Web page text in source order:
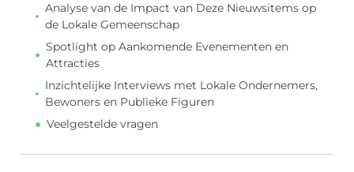
Analyse van de Impact van Deze Nieuwsitems op
de Lokale Gemeenschap
Spotlight op Aankomende Evenementen en
Attracties
Inzichtelijke Interviews met Lokale Ondernemers,
Bewoners en Publieke Figuren
Veelgestelde vragen